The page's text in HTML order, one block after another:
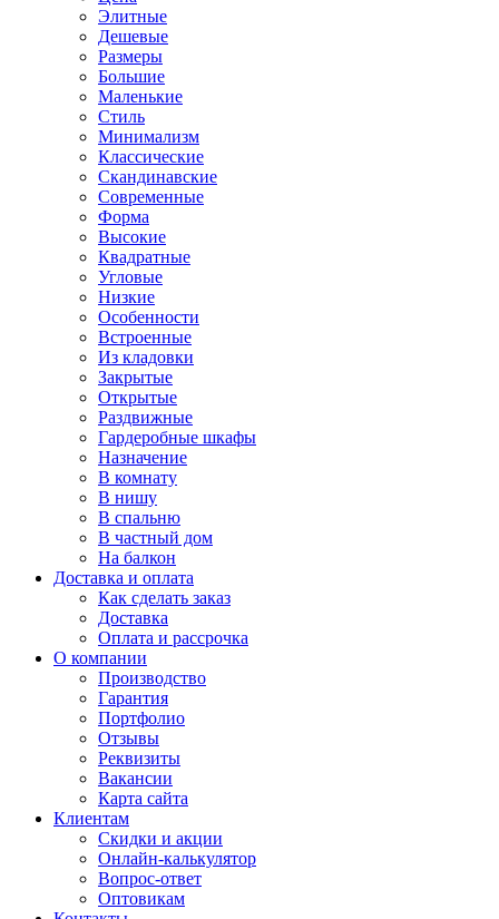
Элитные
Дешевые
Размеры
Большие
Маленькие
Стиль
Минимализм
Классические
Скандинавские
Современные
Форма
Высокие
Квадратные
Угловые
Низкие
Особенности
Встроенные
Из кладовки
Закрытые
Открытые
Раздвижные
Гардеробные шкафы
Назначение
В комнату
В нишу
В спальню
В частный дом
На балкон
Доставка и оплата
Как сделать заказ
Доставка
Оплата и рассрочка
О компании
Производство
Гарантия
Портфолио
Отзывы
Реквизиты
Вакансии
Карта сайта
Клиентам
Скидки и акции
Онлайн-калькулятор
Вопрос-ответ
Оптовикам